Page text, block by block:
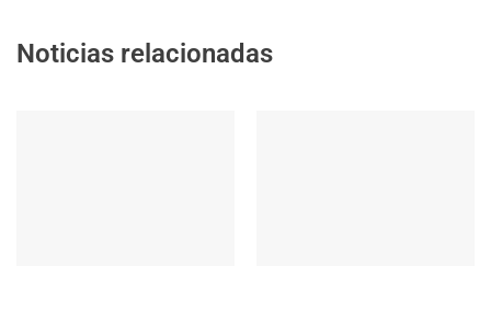
Noticias relacionadas